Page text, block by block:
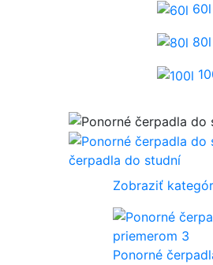
60l
80l
čerpadla do studní
Zobraziť
Ponorné